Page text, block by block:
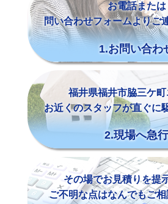
お電話または
問い合わせフォームよりご
1.お問い合わ
福井県福井市脇三ケ
お近くのスタッフが直ぐに
2.現場へ急
その場でお見積りを提
ご不明な点はなんでもご